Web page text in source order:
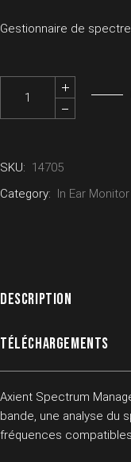
Gestionnaire de
Kit 1x AXT 600+620 -
SKU: 14705
Category: In Ear Monitor
DESCRIPTION
TÉLÉCHARGEMENTS
Axient Spectrum
bande, une analyse du
fréquences